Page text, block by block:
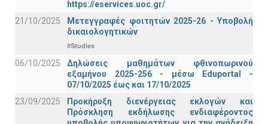
https://eservices.uoc.gr/
21/10/2025
Μετεγγραφές φοιτητών 2025-26 - Υποβολή
δικαιολογητικών
#Studies
06/10/2025
Δηλώσεις μαθημάτων φθινοπωρινού
εξαμήνου 2025-256 - μέσω Εduportal -
07/10/2025 έως και 17/10/2025
23/09/2025
Προκήρυξη διενέργειας εκλογών και
Πρόσκληση εκδήλωσης ενδιαφέροντος